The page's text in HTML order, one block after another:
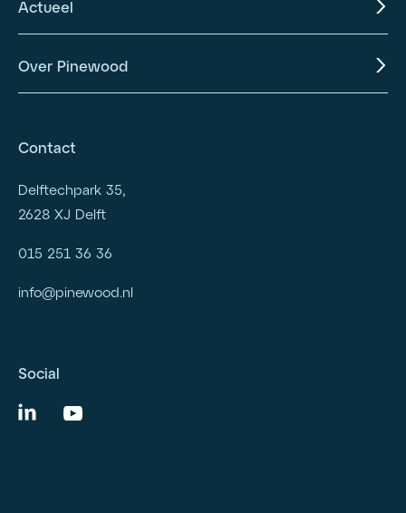
Actueel
Over Pinewood
Contact
Delftechpark 35,
2628 XJ Delft
015 251 36 36
info@pinewood.nl
Social